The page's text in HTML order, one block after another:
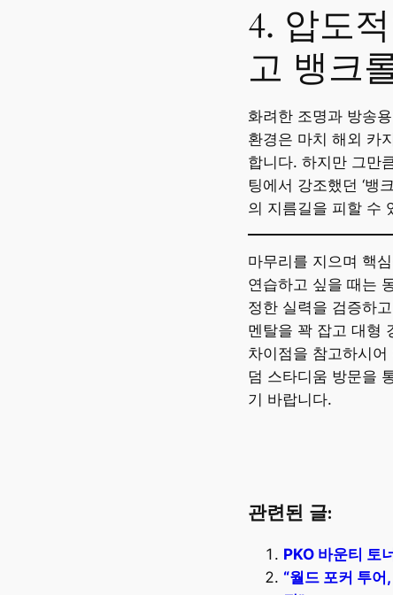
4. 압도
고 뱅크
화려한 조명과 방송
환경은 마치 해외 카
합니다. 하지만 그만
팅에서 강조했던 ‘뱅
의 지름길을 피할 수
마무리를 지으며 핵
연습하고 싶을 때는
정한 실력을 검증하
멘탈을 꽉 잡고 대형
차이점을 참고하시
덤 스타디움 방문을
기 바랍니다.
관련된 글:
PKO 바운티 토
“월드 포커 투어